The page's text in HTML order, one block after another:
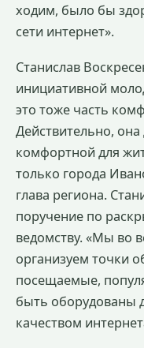
ходим, было бы
сети интернет».
Станислав
инициативной
это тоже часть
Действительно,
комфортной для
только города
глава региона.
поручение по
ведомству. «Мы во
организуем точки
посещаемые,
быть оборудованы
качеством